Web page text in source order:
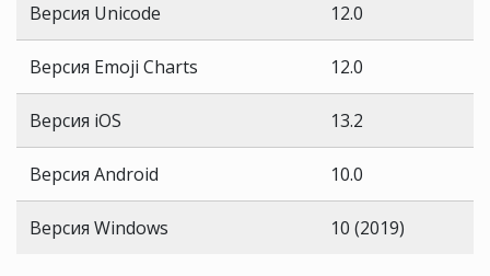
Версия Unicode 12.0
Версия Emoji Charts 12.0
Версия iOS 13.2
Версия Android 10.0
Версия Windows 10 (2019)